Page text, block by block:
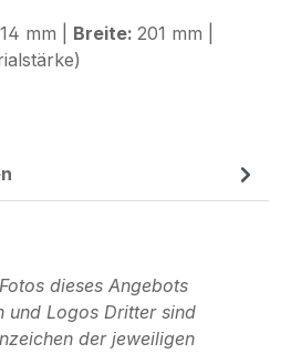
mm | Breite: 201 mm |
dieses Angebots
und Logos Dritter sind
der jeweiligen